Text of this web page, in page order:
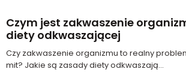
Czym jest zakwaszenie
diety odkwaszającej
Czy zakwaszenie organizmu to realny
mit? Jakie są zasady diety odkwaszają...